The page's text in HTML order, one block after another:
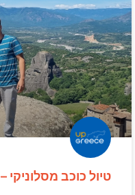
טיול כוכב מסלוניקי – 5 ימים